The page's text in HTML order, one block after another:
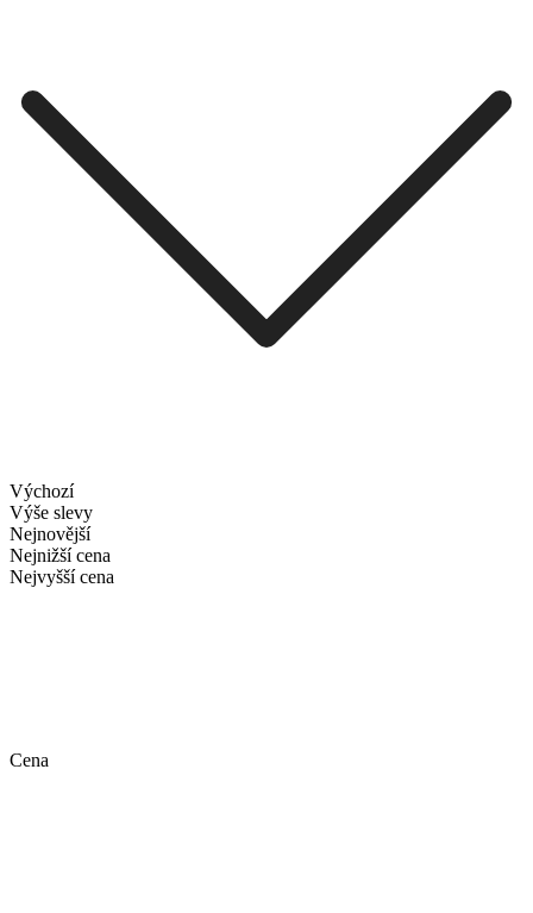
Výchozí
Výše slevy
Nejnovější
Nejnižší cena
Nejvyšší cena
Cena